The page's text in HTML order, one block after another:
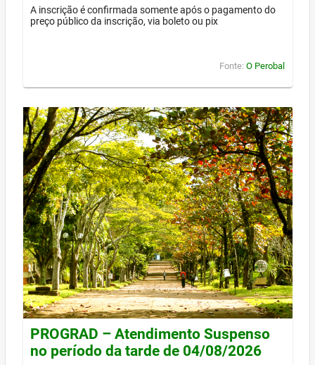
A inscrição é confirmada somente após o pagamento do
preço público da inscrição, via boleto ou pix
Fonte: O Perobal
PROGRAD – Atendimento Suspenso
no período da tarde de 04/08/2026